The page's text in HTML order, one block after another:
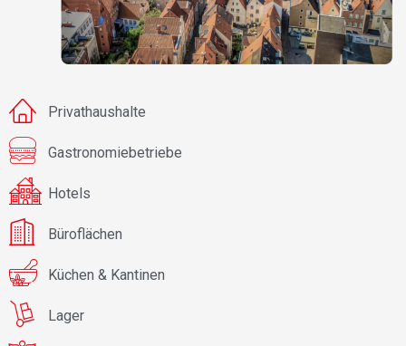
Privathaushalte
Gastronomiebetriebe
Hotels
Büroflächen
Küchen & Kantinen
Lager